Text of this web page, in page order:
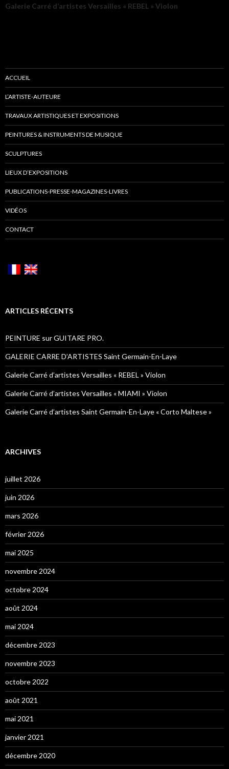
Galerie Carré d’artistes Versailles « REBEL » Violon
ACCUEIL
L’ARTISTE-AUTEURE
TRAVAUX ARTISTIQUES ET EXPOSITIONS
PEINTURES & INSTRUMENTS DE MUSIQUE
SCULPTURES
LIEUX D’EXPOSITIONS
PUBLICATIONS-PRESSE-MAGAZINES-LIVRES
VIDÉOS
CONTACT
ARTICLES RÉCENTS
PEINTURE sur GUITARE PRO.
GALERIE CARRE D’ARTISTES Saint Germain-En-Laye
Galerie Carré d’artistes Versailles « REBEL » Violon
Galerie Carré d’artistes Versailles « MIAMI » Violon
Galerie Carré d’artistes Saint Germain-En-Laye « Corto Maltese »
ARCHIVES
juillet 2026
juin 2026
mars 2026
février 2026
mai 2025
novembre 2024
octobre 2024
août 2024
mai 2024
décembre 2023
novembre 2023
octobre 2022
août 2021
mai 2021
janvier 2021
décembre 2020